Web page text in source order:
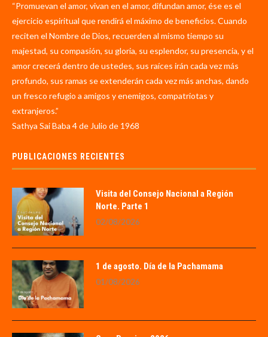
“Promuevan el amor, vivan en el amor, difundan amor, ése es el
ejercicio espiritual que rendirá el máximo de beneficios. Cuando
reciten el Nombre de Dios, recuerden al mismo tiempo su
majestad, su compasión, su gloria, su esplendor, su presencia, y el
amor crecerá dentro de ustedes, sus raíces irán cada vez más
profundo, sus ramas se extenderán cada vez más anchas, dando
un fresco refugio a amigos y enemigos, compatriotas y
extranjeros.”
Sathya Sai Baba 4 de Julio de 1968
PUBLICACIONES RECIENTES
Visita del Consejo Nacional a Región
Norte. Parte 1
02/08/2026
1 de agosto. Día de la Pachamama
01/08/2026